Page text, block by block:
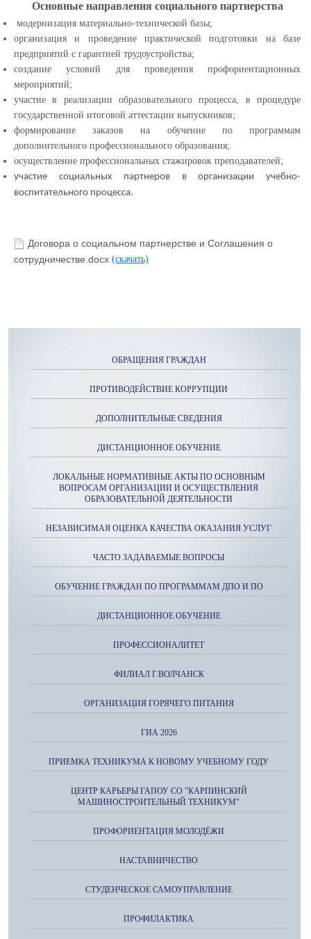
Основные направления социального партнерства
модернизация материально-технической базы;
организация и проведение практической подготовки на базе
предприятий с гарантией трудоустройства;
создание условий для проведения профориентационных
мероприятий;
участие в реализации образовательного процесса, в процедуре
государственной итоговой аттестации выпускников;
формирование заказов на обучение по программам
дополнительного профессионального образования;
осуществление профессиональных стажировок преподавателей;
участие социальных партнеров в организации учебно-
воспитательного процесса.
Договора о социальном партнерстве и Соглашения о
сотрудничестве.docx (скачать)
ОБРАЩЕНИЯ ГРАЖДАН
ПРОТИВОДЕЙСТВИЕ КОРРУПЦИИ
ДОПОЛНИТЕЛЬНЫЕ СВЕДЕНИЯ
ДИСТАНЦИОННОЕ ОБУЧЕНИЕ
ЛОКАЛЬНЫЕ НОРМАТИВНЫЕ АКТЫ ПО ОСНОВНЫМ
ВОПРОСАМ ОРГАНИЗАЦИИ И ОСУЩЕСТВЛЕНИЯ
ОБРАЗОВАТЕЛЬНОЙ ДЕЯТЕЛЬНОСТИ
НЕЗАВИСИМАЯ ОЦЕНКА КАЧЕСТВА ОКАЗАНИЯ УСЛУГ
ЧАСТО ЗАДАВАЕМЫЕ ВОПРОСЫ
ОБУЧЕНИЕ ГРАЖДАН ПО ПРОГРАММАМ ДПО И ПО
ДИСТАНЦИОННОЕ ОБУЧЕНИЕ
ПРОФЕССИОНАЛИТЕТ
ФИЛИАЛ Г.ВОЛЧАНСК
ОРГАНИЗАЦИЯ ГОРЯЧЕГО ПИТАНИЯ
ГИА 2026
ПРИЕМКА ТЕХНИКУМА К НОВОМУ УЧЕБНОМУ ГОДУ
ЦЕНТР КАРЬЕРЫ ГАПОУ СО "КАРПИНСКИЙ
МАШИНОСТРОИТЕЛЬНЫЙ ТЕХНИКУМ"
ПРОФОРИЕНТАЦИЯ МОЛОДЁЖИ
НАСТАВНИЧЕСТВО
СТУДЕНЧЕСКОЕ САМОУПРАВЛЕНИЕ
ПРОФИЛАКТИКА